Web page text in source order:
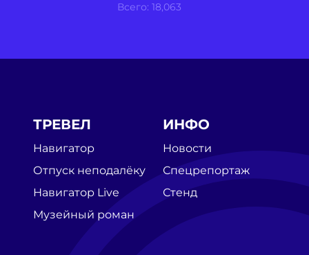
Всего: 18,063
ТРЕВЕЛ
Навигатор
Отпуск неподалёку
Навигатор Live
Музейный роман
ИНФО
Новости
Спецрепортаж
Стенд